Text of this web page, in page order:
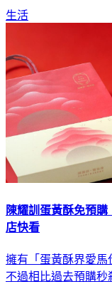
生活
陳耀訓蛋黃酥免預
店快看
擁有「蛋黃酥界愛馬
不過相比過去預購秒